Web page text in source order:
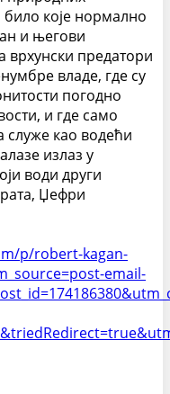
које нормално
и његови
врхунски предатори
владе, где су
погодно
и где само
служе као водећи
излаз у
води други
Џефри
p/robert-kagan-
email-